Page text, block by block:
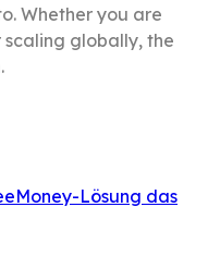
Whether you are
globally, the
Lösung das